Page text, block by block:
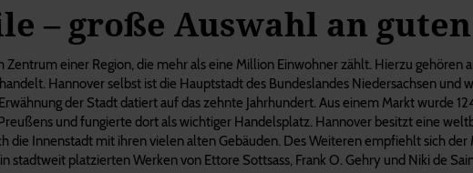
– große Auswahl an
einer Region, die mehr als eine Million Einwohner zählt. Hierzu gehören
Hannover selbst ist die Hauptstadt des Bundeslandes Niedersachsen und
der Stadt datiert auf das zehnte Jahrhundert. Aus einem Markt wurde
und fungierte dort als wichtiger Handelsplatz. Hannover besitzt eine
die Innenstadt mit ihren vielen alten Gebäuden. Des Weiteren empfiehlt sich
stadtweit platzierten Werken von Ettore Sottsass, Frank O. Gehry und Niki de